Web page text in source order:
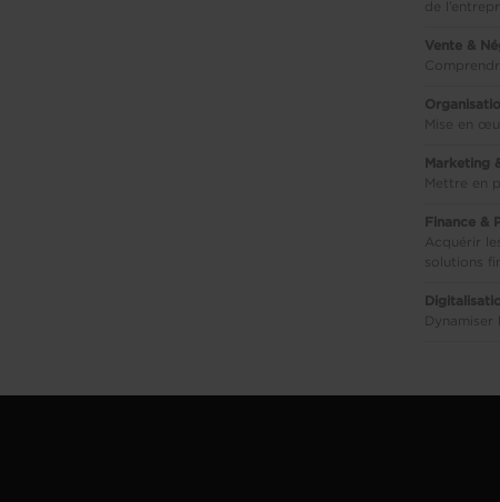
de
Vente &
Mise en
Marketing
Mettre en
Finance &
Acquérir
solutions